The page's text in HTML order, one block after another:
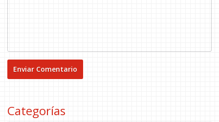
Categorías